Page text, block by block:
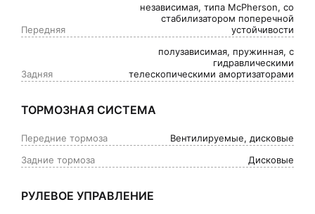
Передняя
независимая, типа McPherson, со
стабилизатором поперечной
устойчивости
Задняя
полузависимая, пружинная, с
гидравлическими
телескопическими амортизаторами
ТОРМОЗНАЯ СИСТЕМА
Передние тормоза
Вентилируемые, дисковые
Задние тормоза
Дисковые
РУЛЕВОЕ УПРАВЛЕНИЕ